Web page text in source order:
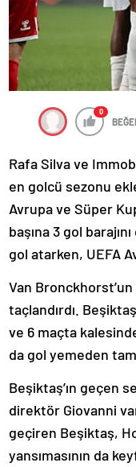
0
Rafa Silva ve
en golcü sezonu
Avrupa ve Süper
başına 3 gol
gol atarken, UEFA
Van
taçlandırdı.
ve 6 maçta
da gol yemeden
Beşiktaş’ın geçen
direktör Giovanni
geçiren Beşiktaş,
yansımasının da